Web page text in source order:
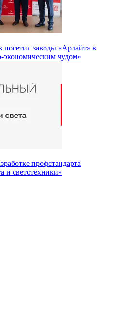
посетил заводы «Арлайт» в
экономическим чудом»
профстандарта
и светотехники»